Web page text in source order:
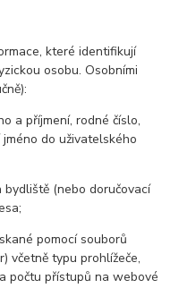
které identifikují
osobu. Osobními
a příjmení, rodné číslo,
do uživatelského
bydliště (nebo doručovací
pomocí souborů
včetně typu prohlížeče,
počtu přístupů na webové